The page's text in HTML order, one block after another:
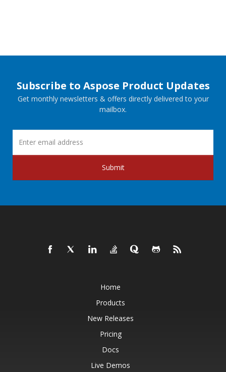
Subscribe to Aspose Product Updates
Get monthly newsletters & offers directly delivered to your
mailbox.
Submit
Home
Products
New Releases
Pricing
Docs
Live Demos